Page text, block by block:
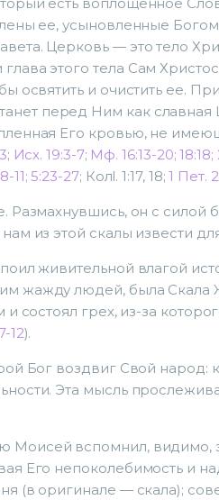
ее, усыновленные
Церковь — это тело
этого тела Сам
освятить и очистить ее.
перед Ним как славная
Его кровью, не
; Исх. 19:3-7; Мф. 16:13-20; 18:18;
11; 5:23-27; Колl. 1:17, 18;1 Пет.
Размахнувшись, он с силой
из этой скалы извести
живительной влагой
жажду людей, была Скала
и состоял грех, из-за
12).
Бог воздвиг Свой народ:
Эта мысль
Моисей вспомнил, видимо,
Его непоколебимость и
(в оригинале — скала);